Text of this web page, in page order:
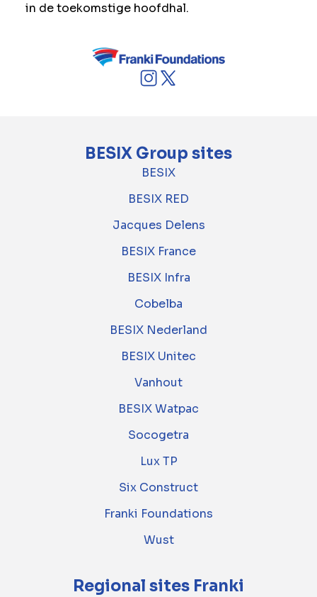
in de toekomstige hoofdhal.
BESIX Group sites
BESIX
BESIX RED
Jacques Delens
BESIX France
BESIX Infra
Cobelba
BESIX Nederland
BESIX Unitec
Vanhout
BESIX Watpac
Socogetra
Lux TP
Six Construct
Franki Foundations
Wust
Regional sites Franki